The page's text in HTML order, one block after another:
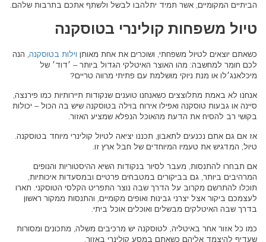
הביתיים המקומיים, אשר תמיד יתלהבו לבשל ולשתף אתכם בתרבות שלהם.
טיול משפחות קולינרי בטוסקנה
כשאתם יוצאים לטיול משפחתי, ושוכרים את אחת מאותן וילות בטוסקנה, הנה
לכם חומר למחשבה: מהו האוצר האיטלקי הגדול ביותר – ׳דוד׳ של
מיכלאנג׳לו או מנת ניוקי מושלמת עם פתיתי מרווה טריים?
אנחנו לא באמת מתלוצצים כשאנחנו טוענים שנקודות תיירותיות כמו פירנצה,
סיינה או גבעות טוסקנה ואפילו אירוח בוילה בטוסקנה שיש בה הכול – יכולות
בקושי רב להסיח את הדעת מהאוכל הנפלא שמציע האזור.
אז אם גם אתם נכנעים לתאבון, תכננו יציאה לטיול קולינרי מיוחד בטוסקנה.
טיול, המדגיש את טעמיו המיוחדים של חבל ארץ זו.
אם תבחרו להתנסות, מעבר לסיור בנקודות השיא ההיסטוריות והנופים
המרהיבים ביותר, גם בביקורים במטבחים פרטיים ובמסעדות איכותיות,
תוכלו להתרשם מקרוב על הדרך שבה נוצר התפריט הקלסי הטוסקני. תארו
לעצמכם ביקור אצל יצרני גבינות ואופים מקומיים, והתנסות ממקור ראשון
בדרך שבה האיטלקים מבשלים ואוכלים אוכל ביתי.
כמו כל אזור אחר באיטליה, לטוסקנה יש מרכיבים משלה, מתכונים ומסורות
שעדיף להיצמד אליהם כשאתם במסע קולינרי באזור.